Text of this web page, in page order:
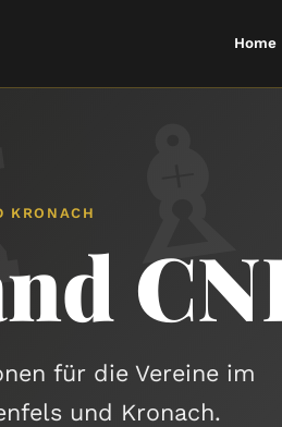
Home
KRONACH
für die Vereine im
und Kronach.